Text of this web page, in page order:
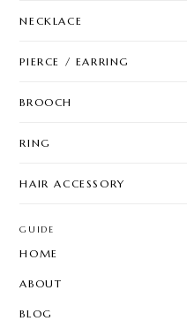
NECKLACE
PIERCE / EARRING
BROOCH
RING
HAIR ACCESSORY
GUIDE
HOME
ABOUT
BLOG